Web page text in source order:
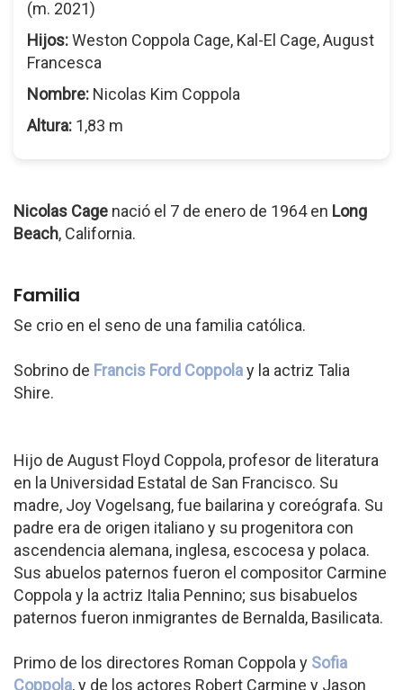
(m. 2021)
Hijos:Weston Coppola Cage, Kal-El Cage, August
Francesca
Nombre: Nicolas Kim Coppola
Altura: 1,83 m
Nicolas Cage nació el 7 de enero de 1964 en Long
Beach, California.
Familia
Se crio en el seno de una familia católica.
Sobrino de Francis Ford Coppolay la actriz Talia
Shire.
Hijo de August Floyd Coppola, profesor de literatura
en la Universidad Estatal de San Francisco. Su
madre, Joy Vogelsang, fue bailarina y coreógrafa. Su
padre era de origen italiano y su progenitora con
ascendencia alemana, inglesa, escocesa y polaca.
Sus abuelos paternos fueron el compositor Carmine
Coppola y la actriz Italia Pennino; sus bisabuelos
paternos fueron inmigrantes de Bernalda, Basilicata.
Primo de los directores Roman Coppola y Sofia
Coppola, y de los actores Robert Carmine y Jason